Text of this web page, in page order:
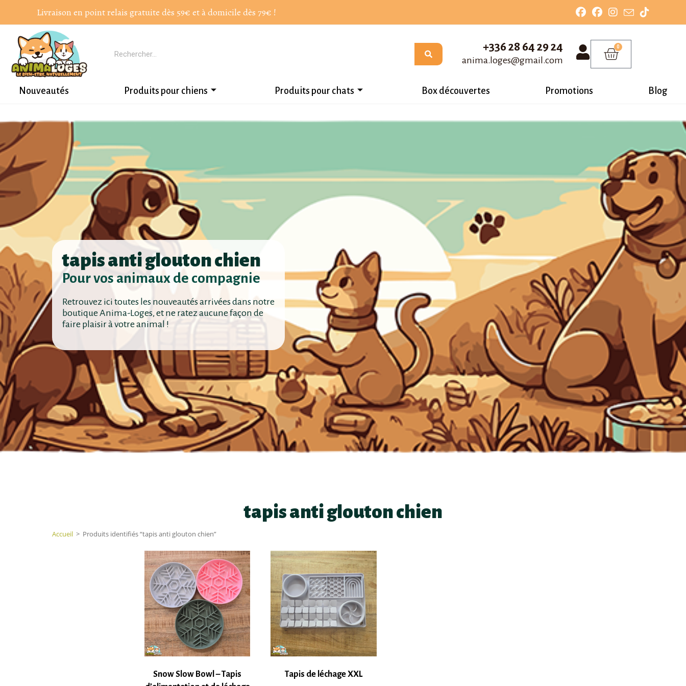
Livraison en point relais gratuite dès 59€ et à domicile dès 79€ !
+336 28 64 29 24
anima.loges@gmail.com
0
Nouveautés Produits pour chiens Produits pour chats Box découvertes Promotions Blog
tapis anti glouton chien
Pour vos animaux de compagnie
Retrouvez ici toutes les nouveautés arrivées dans notre
boutique Anima-Loges, et ne ratez aucune façon de
faire plaisir à votre animal !
tapis anti glouton chien
Accueil > Produits identifiés “tapis anti glouton chien”
Snow Slow Bowl – Tapis
Tapis de léchage XXL